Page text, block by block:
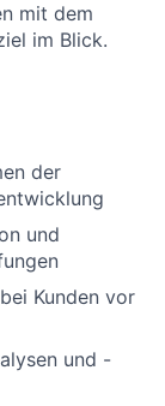
mit dem
im Blick.
der
und
Kunden vor
und -